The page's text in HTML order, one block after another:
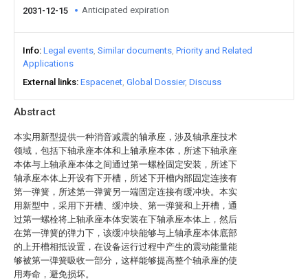
Abstract
本实用新型提供一种消音减震的轴承座，涉及轴承座技术
领域，包括下轴承座本体和上轴承座本体，所述下轴承座
本体与上轴承座本体之间通过第一螺栓固定安装，所述下
轴承座本体上开设有下开槽，所述下开槽内部固定连接有
第一弹簧，所述第一弹簧另一端固定连接有缓冲块。本实
用新型中，采用下开槽、缓冲块、第一弹簧和上开槽，通
过第一螺栓将上轴承座本体安装在下轴承座本体上，然后
在第一弹簧的弹力下，该缓冲块能够与上轴承座本体底部
的上开槽相抵设置，在设备运行过程中产生的震动能量能
够被第一弹簧吸收一部分，这样能够提高整个轴承座的使
用寿命，避免损坏。
2031-12-15 Anticipated expiration
Info Legal events Similar documents Priority and Related
Applications
External links Espacenet Global Dossier Discuss